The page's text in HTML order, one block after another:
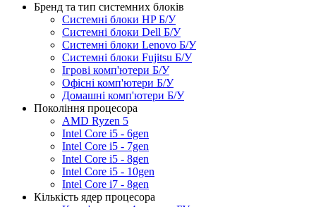
Бренд та тип системних блоків
Системні блоки HP Б/У
Системні блоки Dell Б/У
Системні блоки Lenovo Б/У
Системні блоки Fujitsu Б/У
Ігрові комп'ютери Б/У
Офісні комп'ютери Б/У
Домашні комп'ютери Б/У
Покоління процесора
AMD Ryzen 5
Intel Core i5 - 6gen
Intel Core i5 - 7gen
Intel Core i5 - 8gen
Intel Core i5 - 10gen
Intel Core i7 - 8gen
Кількість ядер процесора